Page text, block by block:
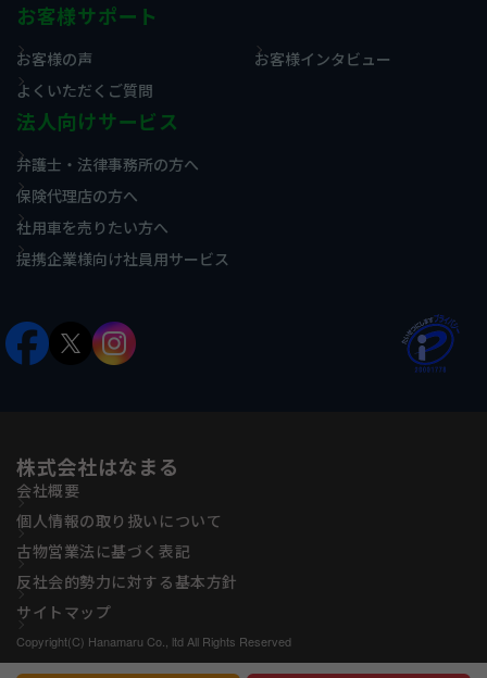
お客様サポート
お客様の声
お客様インタビュー
よくいただくご質問
法人向けサービス
弁護士・法律事務所の方へ
保険代理店の方へ
社用車を売りたい方へ
提携企業様向け社員用サービス
株式会社はなまる
会社概要
個人情報の取り扱いについて
古物営業法に基づく表記
反社会的勢力に対する基本方針
サイトマップ
Copyright(C) Hanamaru Co., ltd All Rights Reserved